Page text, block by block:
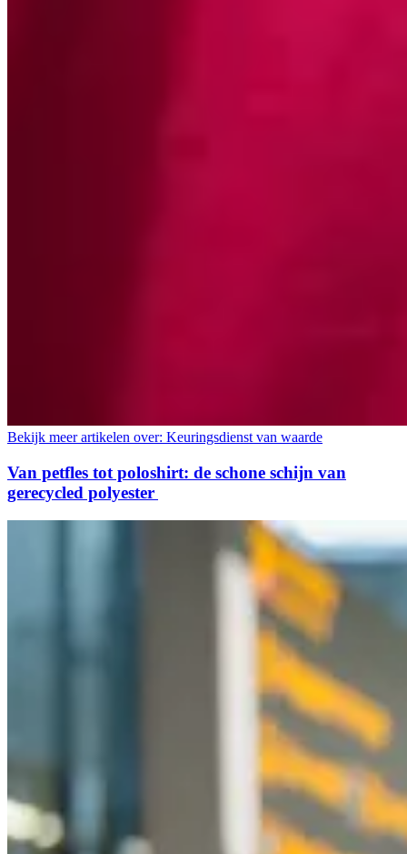
Bekijk meer artikelen over: Keuringsdienst van waarde
Van petfles tot poloshirt: de schone schijn van
gerecycled polyester